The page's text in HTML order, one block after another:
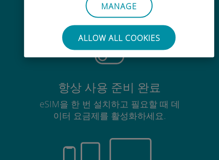
MANAGE
ALLOW ALL COOKIES
기존 SIM 카드를 제거할 필요가 없습
니다.
항상 사용 준비 완료
eSIM을 한 번 설치하고 필요할 때 데
이터 요금제를 활성화하세요.